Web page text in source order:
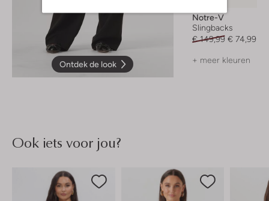
Ontdek de look
Notre-V
Slingbacks
€ 149,99 € 74,99
+ meer kleuren
Ook iets voor jou?